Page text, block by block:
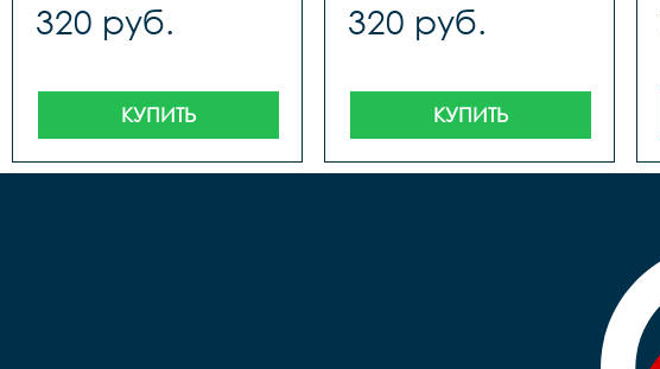
320 руб.
КУПИТЬ
320 руб.
КУПИТЬ